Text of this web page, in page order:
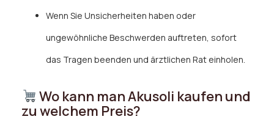
Wenn Sie Unsicherheiten haben oder
ungewöhnliche Beschwerden auftreten, sofort
das Tragen beenden und ärztlichen Rat einholen.
Wo kann man Akusoli kaufen und
zu welchem Preis?